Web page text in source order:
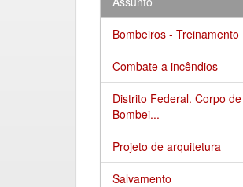
Bombeiros - Treinamento
Combate a incêndios
Distrito Federal. Corpo de
Bombei...
Projeto de arquitetura
Salvamento